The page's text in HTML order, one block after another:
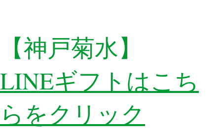
【神戸菊水】
LINEギフトはこち
らをクリック